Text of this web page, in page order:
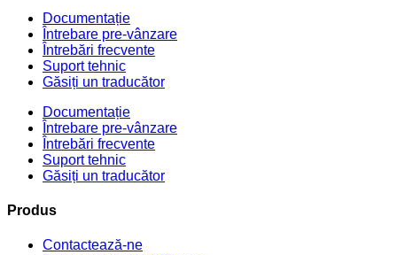
Documentație
Întrebare pre-vânzare
Întrebări frecvente
Suport tehnic
Găsiți un traducător
Documentație
Întrebare pre-vânzare
Întrebări frecvente
Suport tehnic
Găsiți un traducător
Produs
Contactează-ne